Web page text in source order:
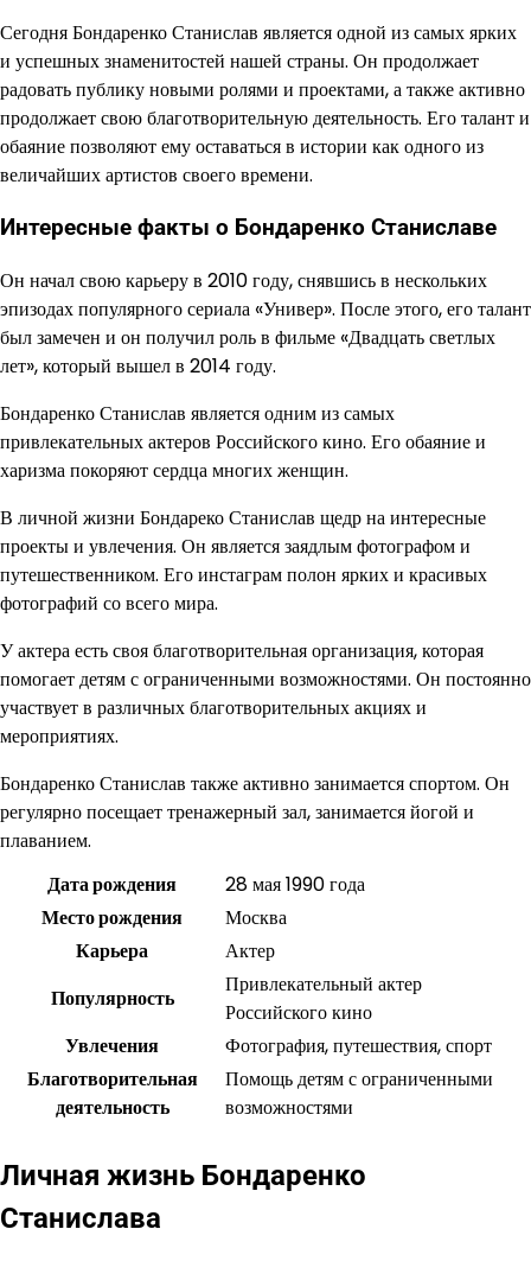
Сегодня Бондаренко Станислав является одной из самых ярких
и успешных знаменитостей нашей страны. Он продолжает
радовать публику новыми ролями и проектами, а также активно
продолжает свою благотворительную деятельность. Его талант и
обаяние позволяют ему оставаться в истории как одного из
величайших артистов своего времени.
Интересные факты о Бондаренко Станиславе
Он начал свою карьеру в 2010 году, снявшись в нескольких
эпизодах популярного сериала «Универ». После этого, его талант
был замечен и он получил роль в фильме «Двадцать светлых
лет», который вышел в 2014 году.
Бондаренко Станислав является одним из самых
привлекательных актеров Российского кино. Его обаяние и
харизма покоряют сердца многих женщин.
В личной жизни Бондареко Станислав щедр на интересные
проекты и увлечения. Он является заядлым фотографом и
путешественником. Его инстаграм полон ярких и красивых
фотографий со всего мира.
У актера есть своя благотворительная организация, которая
помогает детям с ограниченными возможностями. Он постоянно
участвует в различных благотворительных акциях и
мероприятиях.
Бондаренко Станислав также активно занимается спортом. Он
регулярно посещает тренажерный зал, занимается йогой и
плаванием.
Дата рождения
28 мая 1990 года
Место рождения
Москва
Карьера
Актер
Популярность
Привлекательный актер
Российского кино
Увлечения
Фотография, путешествия, спорт
Благотворительная
деятельность
Помощь детям с ограниченными
возможностями
Личная жизнь Бондаренко
Станислава